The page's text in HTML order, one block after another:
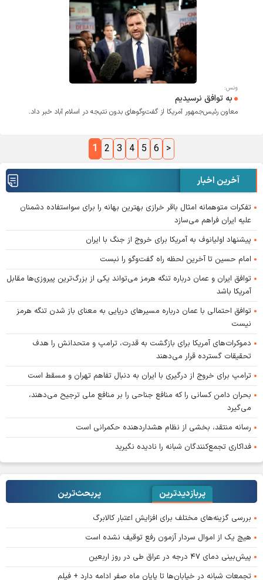
ونس:
به توافق نرسیدیم
معاون رئیس‌جمهور آمریکا از گفت‌وگوهای بدون نتیجه در اسلام آباد خبر داد.
1 2 3 4 5 6 >
آخرین اخبار
تفکرات متوهمانه امثال باقر خرازی بهترین بهانه را برای سواستفاده دشمنان
علیه ایران فراهم می‌سازد
پیشنهاد اولیانوف به آمریکا برای خروج از جنگ با ایران
امام حسین تا آخرین لحظه راه گفت‌و‌گو را نبست
توافق ایران و عمان درباره تنگه هرمز می‌تواند یکی از بزرگ‌ترین پیروزی‌ها مقابل
آمریکا باشد
توافق احتمالی با عمان درباره مسیر‌های دریایی به معنای باز شدن تنگه هرمز
نیست
دموکرات‌های آمریکا برای بازگشت به قدرت، ترامپ و متحدانش را هدف
تحقیقات گسترده قرار می‌دهند
ترامپ برای خروج از درگیری با ایران به دنبال تفاهم تهران و مسقط است
بحران دامن کسانی را که منافع جناحی را بر منافع ملی ترجیح می‌دهند،
می‌گیرد
رسانه منتقد، بخشی از نظام هشداردهنده حکمرانی است
فداکاری تجمع‌کنندگان شبانه را نادیده نگیرید
پربازدیدترین پربحث‌ترین‌
بررسی گزینه‌های مختلف برای افزایش اعتبار کالابرگ
هیچ یک از اموال سردار آزمون رفع توقیف نشده است
پیش‌بینی دمای ۴۷ درجه در عراق طی در روز اربعین
تجمعات شبانه در خیابان‌ها تا پایان ماه صفر ادامه دارد + فیلم